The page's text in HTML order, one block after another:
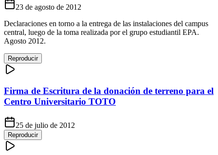
23 de agosto de 2012
Declaraciones en torno a la entrega de las instalaciones del campus
central, luego de la toma realizada por el grupo estudiantil EPA.
Agosto 2012.
Reproducir
Firma de Escritura de la donación de terreno para el
Centro Universitario TOTO
25 de julio de 2012
Reproducir